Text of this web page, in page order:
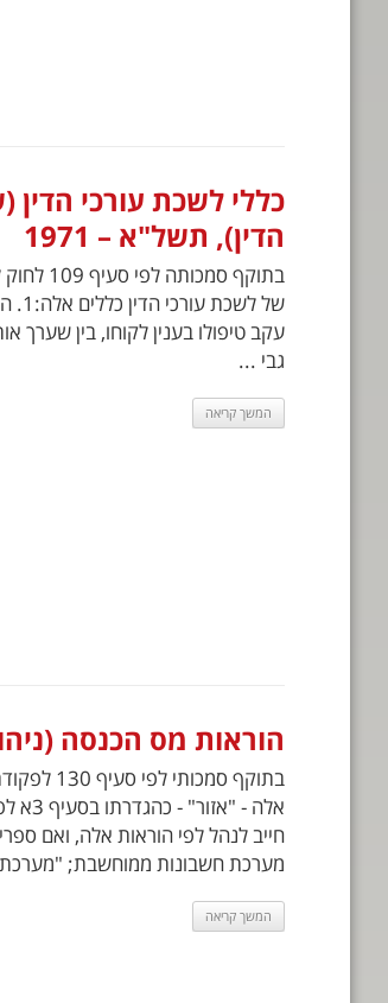
כללי לשכת עורכי הדין
הדין), תשל"א – 1971
של
עקב טיפולו בענין לקוחו, בין שערך
גבי ...
המשך קריאה
הוראות מס הכנסה
אלה
חייב לנהל לפי הוראות אלה, ואם
מערכת חשבונות ממוחשבת;
המשך קריאה